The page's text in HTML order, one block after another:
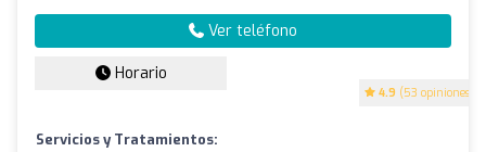
4.9 (53 opiniones)
Ver teléfono
Horario
Servicios y Tratamientos: